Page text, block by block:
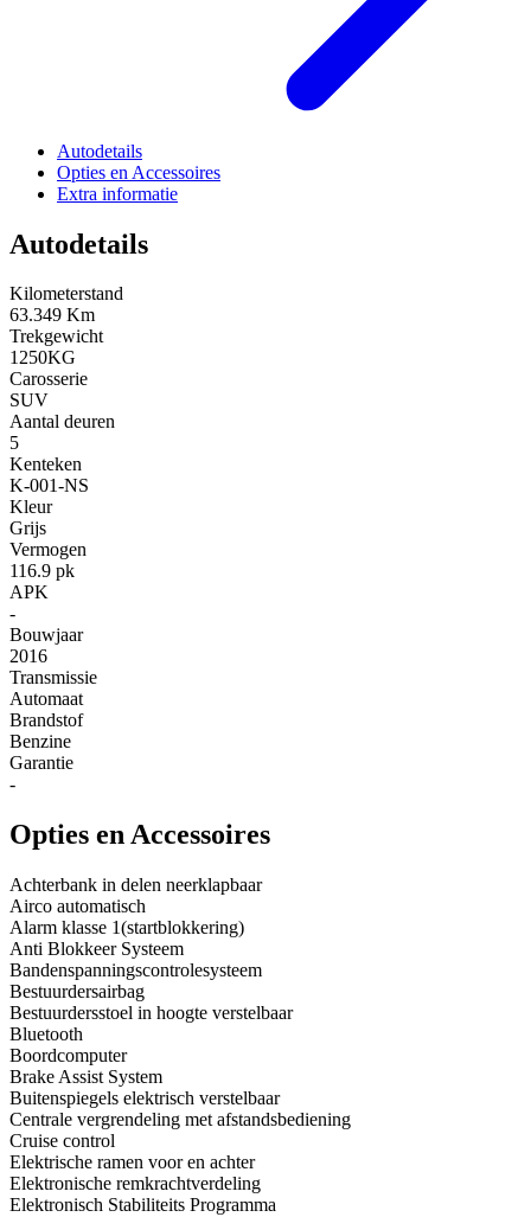
Autodetails
Opties en Accessoires
Extra informatie
Autodetails
Kilometerstand
63.349 Km
Trekgewicht
1250KG
Carosserie
SUV
Aantal deuren
5
Kenteken
K-001-NS
Kleur
Grijs
Vermogen
116.9 pk
APK
-
Bouwjaar
2016
Transmissie
Automaat
Brandstof
Benzine
Garantie
-
Opties en Accessoires
Achterbank in delen neerklapbaar
Airco automatisch
Alarm klasse 1(startblokkering)
Anti Blokkeer Systeem
Bandenspanningscontrolesysteem
Bestuurdersairbag
Bestuurdersstoel in hoogte verstelbaar
Bluetooth
Boordcomputer
Brake Assist System
Buitenspiegels elektrisch verstelbaar
Centrale vergrendeling met afstandsbediening
Cruise control
Elektrische ramen voor en achter
Elektronische remkrachtverdeling
Elektronisch Stabiliteits Programma